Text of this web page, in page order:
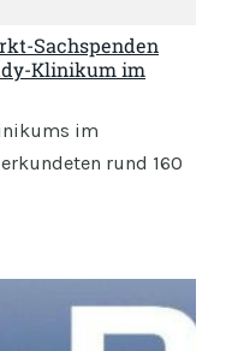
Sachspenden
Klinikum im
im
rund 160